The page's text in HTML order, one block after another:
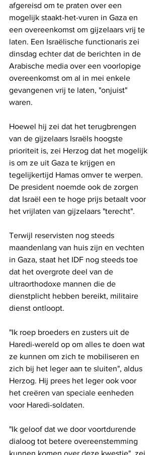
afgereisd om te praten over een
mogelijk staakt-het-vuren in Gaza en
een overeenkomst om gijzelaars vrij te
laten. Een Israëlische functionaris zei
dinsdag echter dat de berichten in de
Arabische media over een voorlopige
overeenkomst om al in mei enkele
gevangenen vrij te laten, "onjuist"
waren.
Hoewel hij zei dat het terugbrengen
van de gijzelaars Israëls hoogste
prioriteit is, zei Herzog dat het mogelijk
is om ze uit Gaza te krijgen en
tegelijkertijd Hamas omver te werpen.
De president noemde ook de zorgen
dat Israël een te hoge prijs betaalt voor
het vrijlaten van gijzelaars "terecht".
Terwijl reservisten nog steeds
maandenlang van huis zijn en vechten
in Gaza, staat het IDF nog steeds toe
dat het overgrote deel van de
ultraorthodoxe mannen die de
dienstplicht hebben bereikt, militaire
dienst ontloopt.
"Ik roep broeders en zusters uit de
Haredi-wereld op om alles te doen wat
ze kunnen om zich te mobiliseren en
zich bij het leger aan te sluiten", aldus
Herzog. Hij prees het leger ook voor
het creëren van speciale eenheden
voor Haredi-soldaten.
"Ik geloof dat we door voortdurende
dialoog tot betere overeenstemming
kunnen komen over deze kwestie", zei